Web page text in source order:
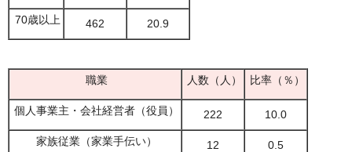
70歳以上 462 20.9
職業 人数（人） 比率（％）
個人事業主・会社経営者（役員） 222 10.0
家族従業（家業手伝い） 12 0.5